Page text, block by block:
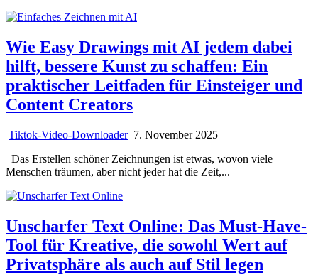
Wie Easy Drawings mit AI jedem dabei
hilft, bessere Kunst zu schaffen: Ein
praktischer Leitfaden für Einsteiger und
Content Creators
Tiktok-Video-Downloader 7. November 2025
Das Erstellen schöner Zeichnungen ist etwas, wovon viele
Menschen träumen, aber nicht jeder hat die Zeit,...
Unscharfer Text Online: Das Must-Have-
Tool für Kreative, die sowohl Wert auf
Privatsphäre als auch auf Stil legen